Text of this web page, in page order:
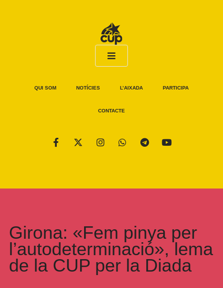
QUI SOM NOTÍCIES L’AIXADA PARTICIPA
CONTACTE
Girona: «Fem pinya per
l’autodeterminació», lema
de la CUP per la Diada